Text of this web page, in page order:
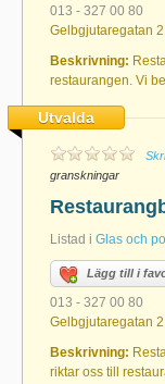
013 - 327 00 80
Gelbgjutaregatan
Beskrivning:
restaurangen. Vi
Utvalda
granskningar
Listad i Glas och
Lägg till i
013 - 327 00 80
Gelbgjutaregatan
Beskrivning:
riktar oss till